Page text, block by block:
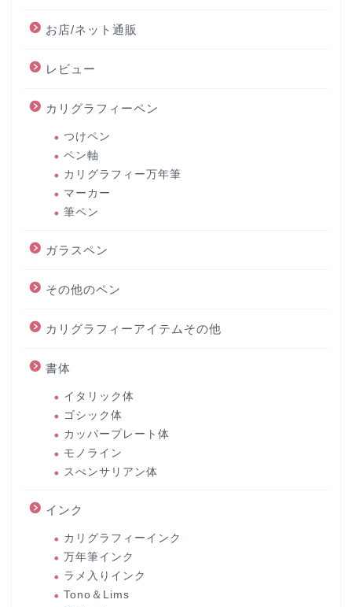
お店/ネット通販
レビュー
カリグラフィーペン
つけペン
ペン軸
カリグラフィー万年筆
マーカー
筆ペン
ガラスペン
その他のペン
カリグラフィーアイテムその他
書体
イタリック体
ゴシック体
カッパープレート体
モノライン
スぺンサリアン体
インク
カリグラフィーインク
万年筆インク
ラメ入りインク
Tono＆Lims